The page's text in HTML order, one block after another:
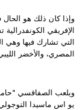
وإذا كان ذلك هو الحال
الإفريقي
التي تشارك فيها وهي
المصري، والأخضر
ويلعب الصفاقسي
يو اس ماسيدا